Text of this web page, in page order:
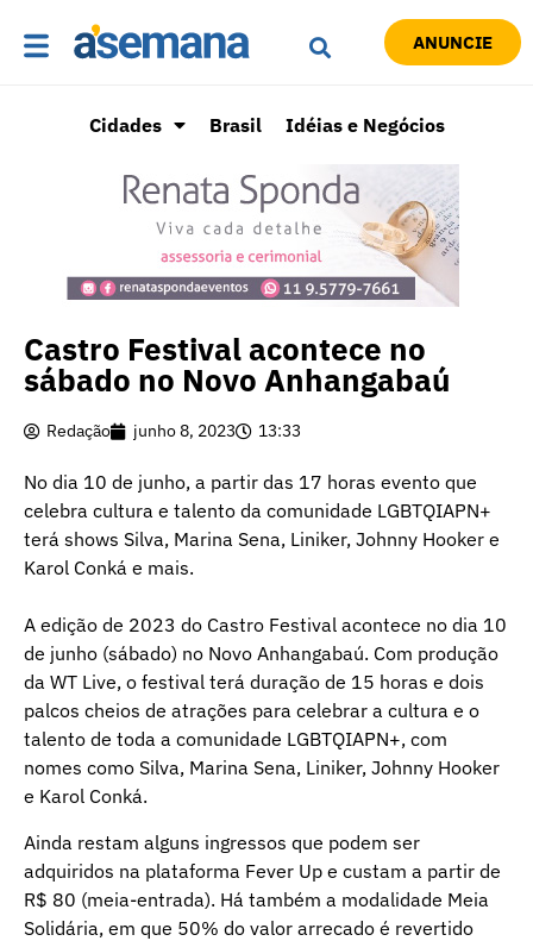
ANUNCIE
Cidades Brasil Idéias e Negócios
Castro Festival acontece no
sábado no Novo Anhangabaú
Redação junho 8, 2023 13:33
No dia 10 de junho, a partir das 17 horas evento que
celebra cultura e talento da comunidade LGBTQIAPN+
terá shows Silva, Marina Sena, Liniker, Johnny Hooker e
Karol Conká e mais.
A edição de 2023 do Castro Festival acontece no dia 10
de junho (sábado) no Novo Anhangabaú. Com produção
da WT Live, o festival terá duração de 15 horas e dois
palcos cheios de atrações para celebrar a cultura e o
talento de toda a comunidade LGBTQIAPN+, com
nomes como Silva, Marina Sena, Liniker, Johnny Hooker
e Karol Conká.
Ainda restam alguns ingressos que podem ser
adquiridos na plataforma Fever Up e custam a partir de
R$ 80 (meia-entrada). Há também a modalidade Meia
Solidária, em que 50% do valor arrecado é revertido